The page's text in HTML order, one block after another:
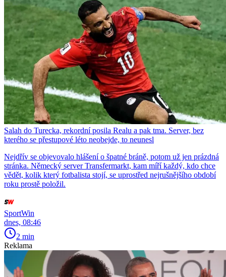
Salah do Turecka, rekordní posila Realu a pak tma. Server, bez
kterého se přestupové léto neobejde, to neunesl
Nejdřív se objevovalo hlášení o špatné bráně, potom už jen prázdná
stránka. Německý server Transfermarkt, kam míří každý, kdo chce
vědět, kolik který fotbalista stojí, se uprostřed nejrušnějšího období
roku prostě položil.
SportWin
dnes, 08:46
2 min
Reklama